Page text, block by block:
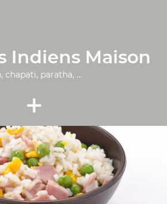
Indiens Maison
chapati, paratha, ...
+